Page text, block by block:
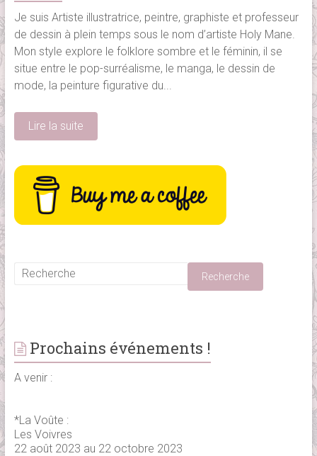
Je suis Artiste illustratrice, peintre, graphiste et professeur
de dessin à plein temps sous le nom d’artiste Holy Mane.
Mon style explore le folklore sombre et le féminin, il se
situe entre le pop-surréalisme, le manga, le dessin de
mode, la peinture figurative du...
Lire la suite
Prochains événements !
A venir :
*La Voûte :
Les Voivres
22 août 2023 au 22 octobre 2023